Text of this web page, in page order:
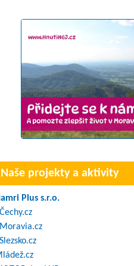
Naše projekty a aktivity
Plus s.r.o.